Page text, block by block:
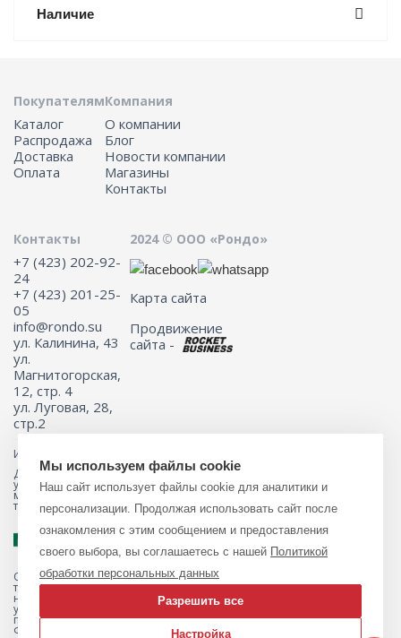
Наличие
Покупателям
Каталог
Распродажа
Доставка
Оплата
Компания
О компании
Блог
Новости компании
Магазины
Контакты
Контакты
+7 (423) 202-92-
24
+7 (423) 201-25-
05
info@rondo.su
ул. Калинина, 43
ул.
Магнитогорская,
12, стр. 4
ул. Луговая, 28,
стр.2
2024 © ООО «Рондо»
Карта сайта
Продвижение
сайта -
Информация на сайте не является публичной офертой.
Для получения подробной информации о наличии и стоимости
указанных товаров и (или) услуг, пожалуйста, обращайтесь к
менеджеру сайта с помощью специальной формы связи или по
телефону 8 (423) 201-25-05
Обращаем ваше внимание на то, что данный интернет-магазин, а
также вся информация о товарах и ценах, предоставленная на нём,
носит исключительно информационный характер и ни при каких
условиях не является публичной офертой, определяемой
положениями Статьи 437 Гражданского кодекса Российской
Федерации.
Мы используем файлы cookie
Наш сайт использует файлы cookie для аналитики и
персонализации. Продолжая использовать сайт после
ознакомления с этим сообщением и предоставления
своего выбора, вы соглашаетесь с нашей Политикой
обработки персональных данных
Разрешить все
Настройка